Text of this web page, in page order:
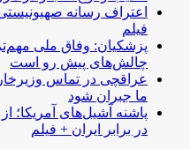
اعتراف رسانه
فیلم
پزشکیان: وفاق ملی
چالش‌های پیش رو است
عراقچی در تماس
ما جبران شود
پاشنه آشیل‌های آمریکا؛
در برابر ایران + فیلم